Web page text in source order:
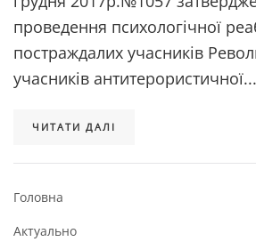
проведення психологічної
постраждалих учасників
учасників антитерористичної...
ЧИТАТИ ДАЛІ
Головна
Актуально